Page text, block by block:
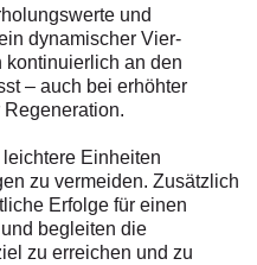
und
dynamischer Vier-
kontinuierlich an den
– auch bei erhöhter
Einheiten
zu vermeiden. Zusätzlich
Erfolge für einen
begleiten die
zu erreichen und zu